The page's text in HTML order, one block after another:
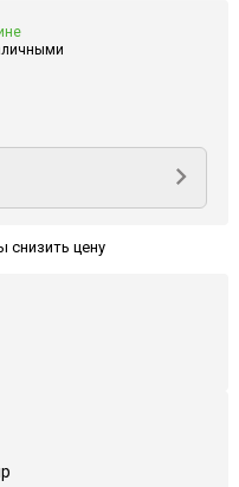
снизить цену